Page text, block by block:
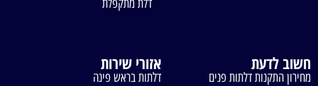
דלת מתקפלת
חשוב לדעת
מחירון התקנות דלתות פנים
אזורי שירות
דלתות בראש פינה